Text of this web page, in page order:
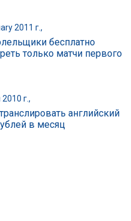
2011 г.,
бесплатно
только матчи первого
г.,
английский
в месяц